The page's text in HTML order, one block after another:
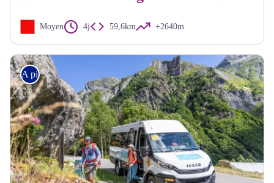
Moyen 4j 59,6km +2640m
A pied